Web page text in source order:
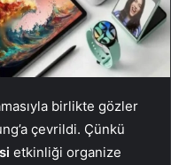
birlikte gözler
çevrildi. Çünkü
etkinliği organize